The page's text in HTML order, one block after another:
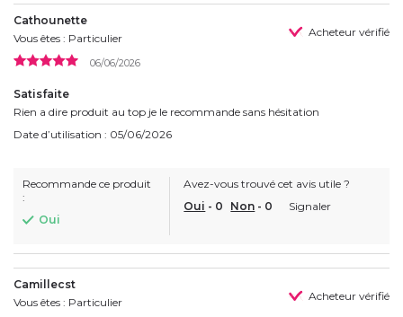
Cathounette
Vous êtes : Particulier
Acheteur vérifié
06/06/2026
Satisfaite
Rien a dire produit au top je le recommande sans hésitation
Date d’utilisation : 05/06/2026
Recommande ce produit
:
Oui
Avez-vous trouvé cet avis utile ?
Oui - 0 Non - 0 Signaler
Camillecst
Vous êtes : Particulier
Acheteur vérifié